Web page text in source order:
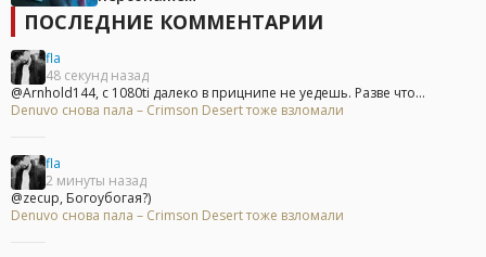
ПОСЛЕДНИЕ КОММЕНТАРИИ
fla
48 секунд назад
@Arnhold144, с 1080ti далеко в прицнипе не уедешь. Разве что...
Denuvo снова пала – Crimson Desert тоже взломали
fla
2 минуты назад
@zecup, Богоубогая?)
Denuvo снова пала – Crimson Desert тоже взломали